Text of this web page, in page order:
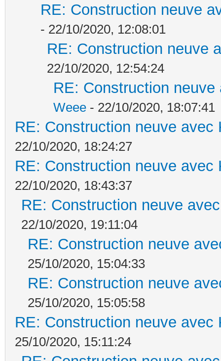
RE: Construction neuve
- 22/10/2020, 12:08:01
RE: Construction neuve
22/10/2020, 12:54:24
RE: Construction
Weee - 22/10/2020, 18:07:41
RE: Construction neuve avec
22/10/2020, 18:24:27
RE: Construction neuve avec
22/10/2020, 18:43:37
RE: Construction neuve
22/10/2020, 19:11:04
RE: Construction neuve
25/10/2020, 15:04:33
RE: Construction neuve
25/10/2020, 15:05:58
RE: Construction neuve avec
25/10/2020, 15:11:24